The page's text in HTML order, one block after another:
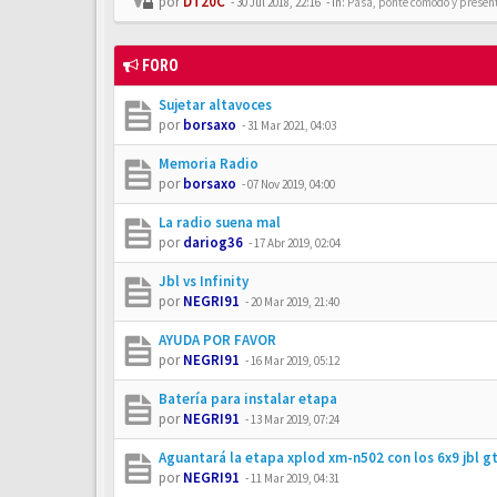
FORO
Sujetar altavoces
porborsaxo -31 Mar 2021, 04:03
Memoria Radio
porborsaxo -07 Nov 2019, 04:00
La radio suena mal
pordariog36 -17 Abr 2019, 02:04
Jbl vs Infinity
porNEGRI91 -20 Mar 2019, 21:40
AYUDA POR FAVOR
porNEGRI91 -16 Mar 2019, 05:12
Batería para instalar etapa
porNEGRI91 -13 Mar 2019, 07:24
Aguantará la etapa xplod xm-n502 con los 6x9 jbl
porNEGRI91 -11 Mar 2019, 04:31